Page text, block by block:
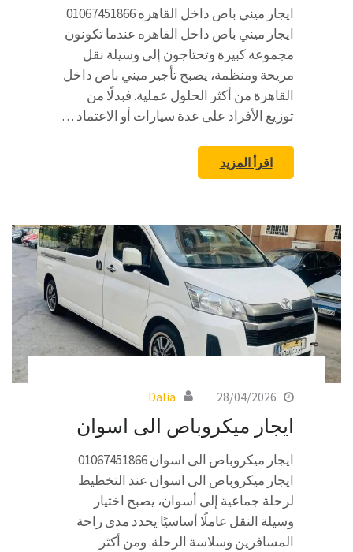
ايجار ميني باص داخل القاهره 01067451866
ايجار ميني باص داخل القاهره عندما تكونون
مجموعة كبيرة وتحتاجون إلى وسيلة نقل
مريحة ومنظمة، يصبح تأجير ميني باص داخل
القاهرة من أكثر الحلول عملية. فبدلًا من
توزيع الأفراد على عدة سيارات أو الاعتماد …
اقرأ المزيد
28/04/2026
Dalia
ايجار ميكروباص الى اسوان
ايجار ميكروباص الى اسوان 01067451866
ايجار ميكروباص الى اسوان عند التخطيط
لرحلة جماعية إلى أسوان، يصبح اختيار
وسيلة النقل عاملًا أساسيًا يحدد مدى راحة
المسافرين وسلاسة الرحلة. ومن أكثر